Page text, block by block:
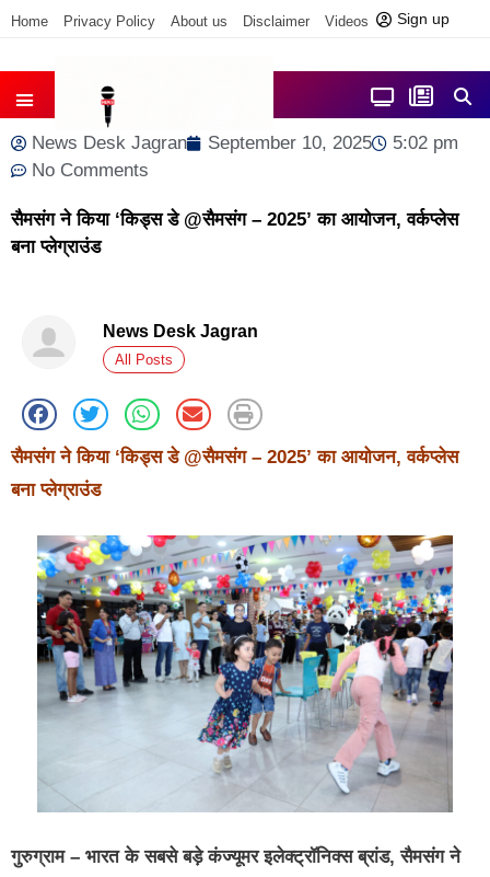
Home Privacy Policy About us Disclaimer Videos Contact us
Sign up
News Desk Jagran September 10, 2025
5:02 pm
No Comments
सैमसंग ने किया ‘किड्स डे @सैमसंग – 2025’ का आयोजन, वर्कप्‍लेस
बना प्‍लेग्राउंड
News Desk Jagran
All Posts
सैमसंग ने किया ‘किड्स डे @सैमसंग – 2025’ का आयोजन, वर्कप्‍लेस
बना प्‍लेग्राउंड
गुरुग्राम– भारत के सबसे बड़े कंज्यूमर इलेक्ट्रॉनिक्स ब्रांड, सैमसंग ने